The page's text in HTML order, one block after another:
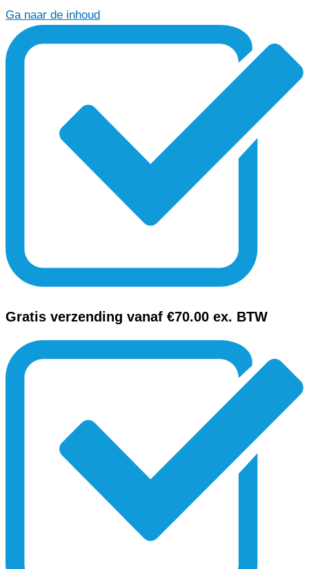
Ga naar de inhoud
Gratis verzending vanaf €70.00 ex. BTW